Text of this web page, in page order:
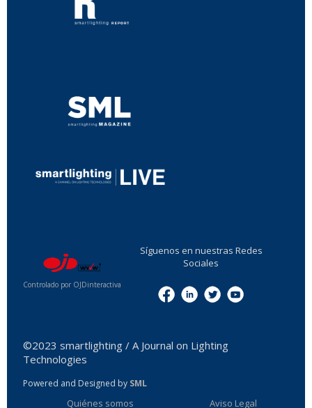
Controlado por OJDinteractiva
Síguenos en nuestras Redes
Sociales
©2023 smartlighting / A Journal on Lighting
Technologies
Powered and Designed by SML
Quiénes somos Aviso Legal